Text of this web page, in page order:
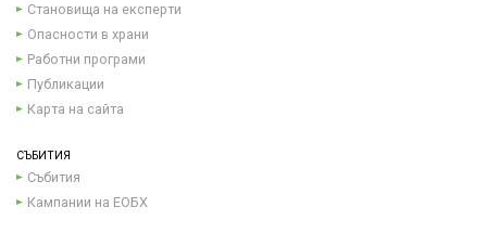
Становища на експерти
Опасности в храни
Работни програми
Публикации
Карта на сайта
СЪБИТИЯ
Събития
Кампании на ЕОБХ